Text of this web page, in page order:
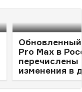
Pro Max в
перечислены
изменения в